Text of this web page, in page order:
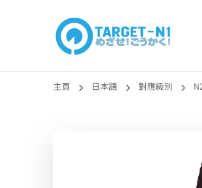
目標!!日本
主頁 日本語 對應級別